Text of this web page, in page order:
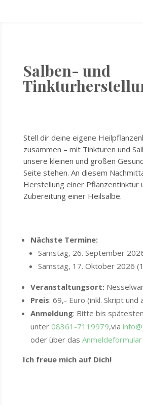
Salben- und
Stell dir deine eigene
zusammen – mit Tinkturen und
unsere kleinen und großen
Seite stehen. An diesem
Herstellung einer Pflanzentinktur
Zubereitung einer Heilsalbe.
Nächste Termine:
Samstag, 26. September
Samstag, 17. Oktober 2026
Veranstaltungsort:
Preis: 69,- Euro (inkl. Skript und
Anmeldung: Bitte bis
unter 08361-7119979,via
oder über das Anmeldeformular
Ich freue mich auf Dich!